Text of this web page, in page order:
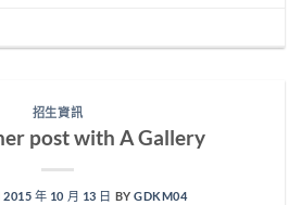
招生資訊
post with A Gallery
2015 年 10 月 13 日 BYGDKM04